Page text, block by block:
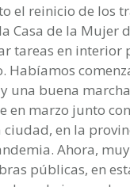
el reinicio de los
Casa de la Mujer
tareas en interior
Habíamos
una buena
en marzo junto
en la
Ahora,
públicas, en